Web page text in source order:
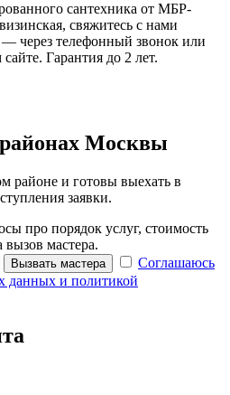
сантехника от МБР-
свяжитесь с нами
через телефонный звонок или
Гарантия до 2 лет.
Москвы
районе и готовы выехать в
заявки.
про порядок услуг, стоимость
мастера.
Вызвать мастера
Соглашаюсь
данных и политикой